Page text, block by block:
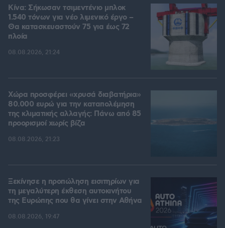
Κίνα: Σήκωσαν τσιμεντένιο μπλοκ
1.540 τόνων για νέο λιμενικό έργο –
Θα κατασκευαστούν 75 για έως 72
πλοία
08.08.2026, 21:24
Χώρα προσφέρει «χρυσά διαβατήρια»
80.000 ευρώ για την καταπολέμηση
της κλιματικής αλλαγής: Πάνω από 85
προορισμοί χωρίς βίζα
08.08.2026, 21:23
Ξεκίνησε η προπώληση εισιτηρίων για
τη μεγαλύτερη έκθεση αυτοκινήτου
της Ευρώπης που θα γίνει στην Αθήνα
08.08.2026, 19:47